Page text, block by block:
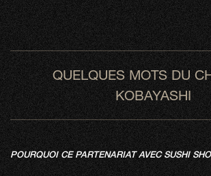
QUELQUES MOTS DU
KOBAYASHI
POURQUOI CE PARTENARIAT AVEC SUSHI